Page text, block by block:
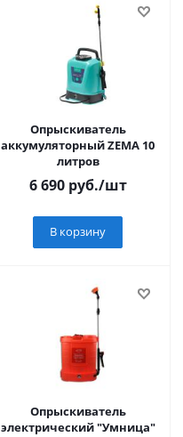
Опрыскиватель
аккумуляторный ZEMA 10
литров
6 690руб./шт
В корзину
Опрыскиватель
электрический "Умница"